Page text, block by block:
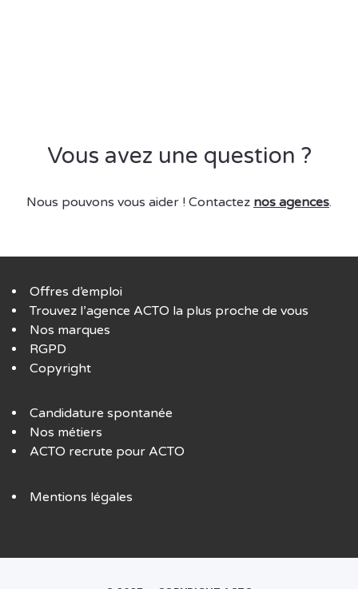
Vous avez une question ?
Nous pouvons vous aider ! Contactez nos agences.
Offres d’emploi
Trouvez l’agence ACTO la plus proche de vous
Nos marques
RGPD
Copyright
Candidature spontanée
Nos métiers
ACTO recrute pour ACTO
Mentions légales